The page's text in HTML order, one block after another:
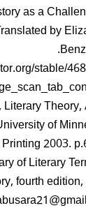
as a
by
stable/
Literary
of
2003.
of Literary
fourth edition,